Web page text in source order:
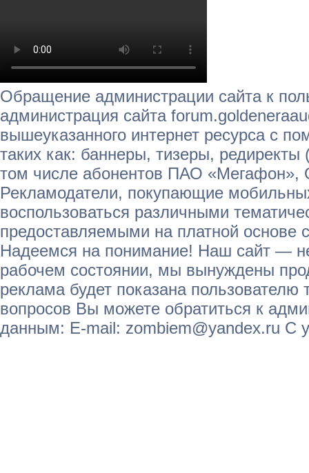
Обращение администрации сайта к
администрация сайта
вышеуказанного интернет ресурса с
таких как: баннеры, тизеры,
том числе абонентов ПАО
Рекламодатели, покупающие
воспользоваться различными
предоставляемыми на платной основе
Надеемся на понимание! Наш сайт —
рабочем состоянии, мы вынуждены
реклама будет показана пользователю
вопросов Вы можете обратиться к
данным: E-mail: zombiem@yandex.ru С